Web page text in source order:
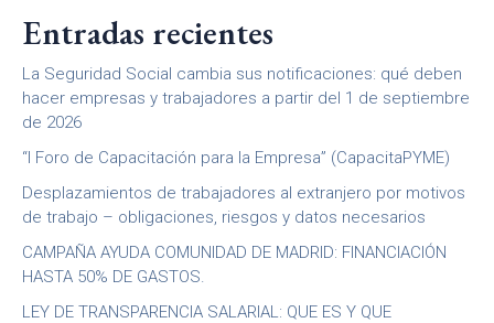
Entradas recientes
La Seguridad Social cambia sus notificaciones: qué deben
hacer empresas y trabajadores a partir del 1 de septiembre
de 2026
“I Foro de Capacitación para la Empresa” (CapacitaPYME)
Desplazamientos de trabajadores al extranjero por motivos
de trabajo – obligaciones, riesgos y datos necesarios
CAMPAÑA AYUDA COMUNIDAD DE MADRID: FINANCIACIÓN
HASTA 50% DE GASTOS.
LEY DE TRANSPARENCIA SALARIAL: QUE ES Y QUE